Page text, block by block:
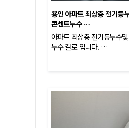
용인 아파트 최상층 전기등
콘센트누수 …
아파트 최상층 전기등누수
누수 결로 입니다. …